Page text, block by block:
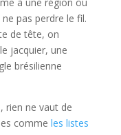
pas perdre le fil.
de tête, on
jacquier, une
brésilienne
rien ne vaut de
comme les listes